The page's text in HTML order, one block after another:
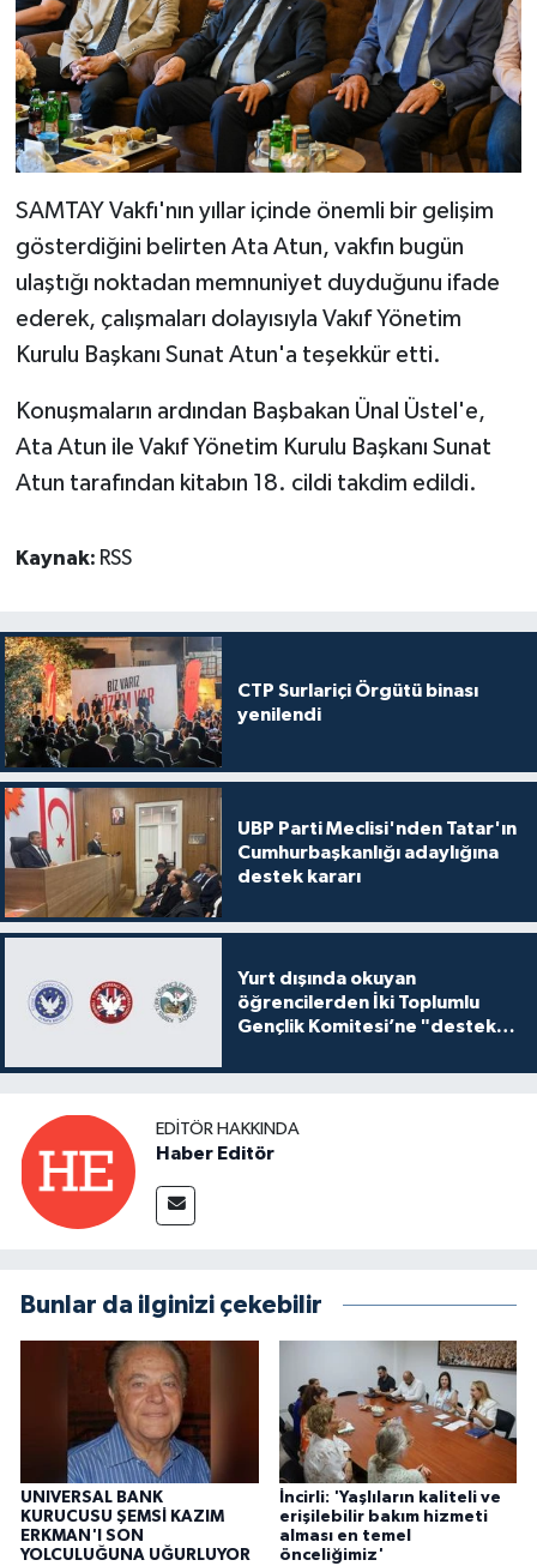
SAMTAY Vakfı'nın yıllar içinde önemli bir gelişim
gösterdiğini belirten Ata Atun, vakfın bugün
ulaştığı noktadan memnuniyet duyduğunu ifade
ederek, çalışmaları dolayısıyla Vakıf Yönetim
Kurulu Başkanı Sunat Atun'a teşekkür etti.
Konuşmaların ardından Başbakan Ünal Üstel'e,
Ata Atun ile Vakıf Yönetim Kurulu Başkanı Sunat
Atun tarafından kitabın 18. cildi takdim edildi.
Kaynak: RSS
CTP Surlariçi Örgütü binası
yenilendi
UBP Parti Meclisi'nden Tatar'ın
Cumhurbaşkanlığı adaylığına
destek kararı
Yurt dışında okuyan
öğrencilerden İki Toplumlu
Gençlik Komitesi’ne "destek
EDITÖR HAKKINDA
Haber Editör
Bunlar da ilginizi çekebilir
UNIVERSAL BANK
KURUCUSU ŞEMSİ KAZIM
ERKMAN'I SON
YOLCULUĞUNA UĞURLUYOR
İncirli: 'Yaşlıların kaliteli ve
erişilebilir bakım hizmeti
alması en temel
önceliğimiz'